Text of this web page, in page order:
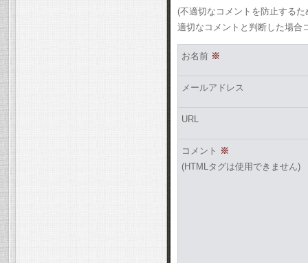
(不適切なコメントを防止する
適切なコメントと判断した場合
お名前 ※
メールアドレス
URL
コメント ※
(HTMLタグは使用できません)